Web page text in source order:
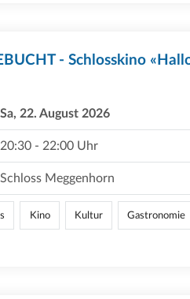
- Schlosskino
Sa, 22. August 2026
20:30 - 22:00 Uhr
Schloss Meggenhorn
Kino Kultur Gastronomie